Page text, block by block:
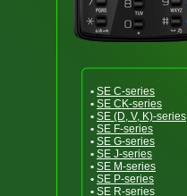
• SE C-series
• SE CK-series
• SE (D, V, K)-series
• SE F-series
• SE G-series
• SE J-series
• SE M-series
• SE P-series
• SE R-series